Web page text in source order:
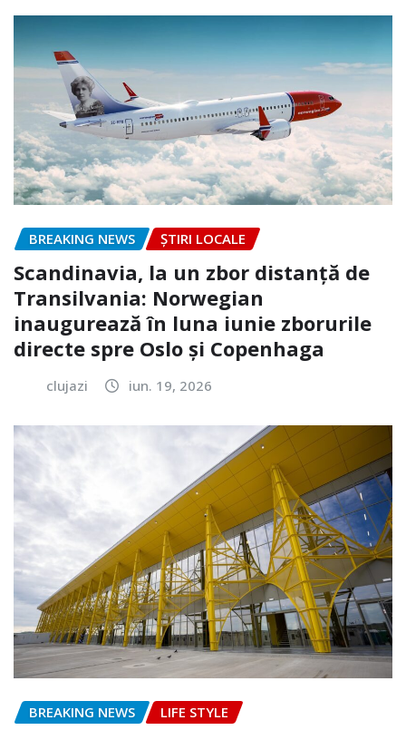
BREAKING NEWS ȘTIRI LOCALE
Scandinavia, la un zbor distanță de
Transilvania: Norwegian
inaugurează în luna iunie zborurile
directe spre Oslo și Copenhaga
clujazi iun. 19, 2026
BREAKING NEWS LIFE STYLE